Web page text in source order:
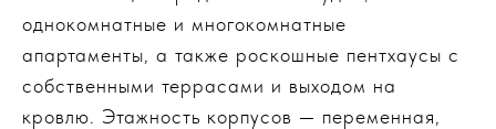
однокомнатные и многокомнатные
апартаменты, а также роскошные пентхаусы с
собственными террасами и выходом на
кровлю. Этажность корпусов — переменная,